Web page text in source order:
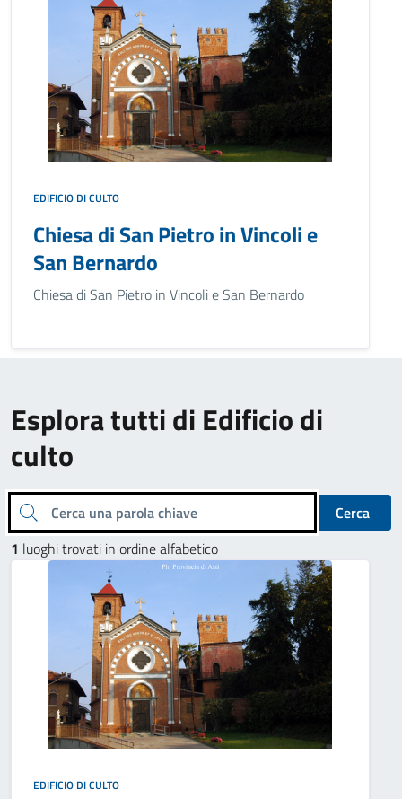
EDIFICIO DI CULTO
Chiesa di San Pietro in Vincoli e
San Bernardo
Chiesa di San Pietro in Vincoli e San Bernardo
Esplora tutti di Edificio di
culto
Cerca una parola chiave
Cerca
1 luoghi trovati in ordine alfabetico
EDIFICIO DI CULTO